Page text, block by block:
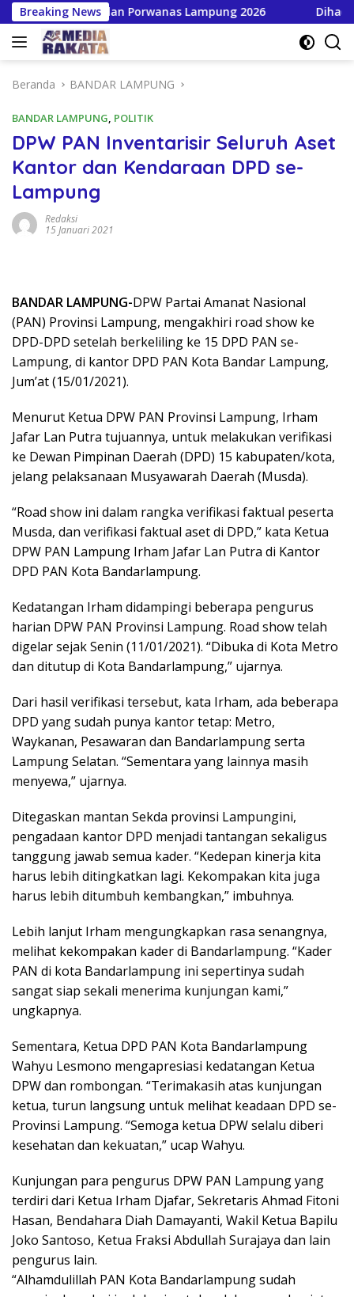
Langsung
ke
konten
Breaking News
dan Porwanas Lampung 2026 Dihadiri Bupati &
Beranda BANDAR LAMPUNG
BANDAR LAMPUNG, POLITIK
DPW PAN Inventarisir Seluruh Aset
Kantor dan Kendaraan DPD se-
Lampung
Redaksi
15 Januari 2021
BANDAR LAMPUNG-DPW Partai Amanat Nasional
(PAN) Provinsi Lampung, mengakhiri road show ke
DPD-DPD setelah berkeliling ke 15 DPD PAN se-
Lampung, di kantor DPD PAN Kota Bandar Lampung,
Jum’at (15/01/2021).
Menurut Ketua DPW PAN Provinsi Lampung, Irham
Jafar Lan Putra tujuannya, untuk melakukan verifikasi
ke Dewan Pimpinan Daerah (DPD) 15 kabupaten/kota,
jelang pelaksanaan Musyawarah Daerah (Musda).
“Road show ini dalam rangka verifikasi faktual peserta
Musda, dan verifikasi faktual aset di DPD,” kata Ketua
DPW PAN Lampung Irham Jafar Lan Putra di Kantor
DPD PAN Kota Bandarlampung.
Kedatangan Irham didampingi beberapa pengurus
harian DPW PAN Provinsi Lampung. Road show telah
digelar sejak Senin (11/01/2021). “Dibuka di Kota Metro
dan ditutup di Kota Bandarlampung,” ujarnya.
Dari hasil verifikasi tersebut, kata Irham, ada beberapa
DPD yang sudah punya kantor tetap: Metro,
Waykanan, Pesawaran dan Bandarlampung serta
Lampung Selatan. “Sementara yang lainnya masih
menyewa,” ujarnya.
Ditegaskan mantan Sekda provinsi Lampungini,
pengadaan kantor DPD menjadi tantangan sekaligus
tanggung jawab semua kader. “Kedepan kinerja kita
harus lebih ditingkatkan lagi. Kekompakan kita juga
harus lebih ditumbuh kembangkan,” imbuhnya.
Lebih lanjut Irham mengungkapkan rasa senangnya,
melihat kekompakan kader di Bandarlampung. “Kader
PAN di kota Bandarlampung ini sepertinya sudah
sangat siap sekali menerima kunjungan kami,”
ungkapnya.
Sementara, Ketua DPD PAN Kota Bandarlampung
Wahyu Lesmono mengapresiasi kedatangan Ketua
DPW dan rombongan. “Terimakasih atas kunjungan
ketua, turun langsung untuk melihat keadaan DPD se-
Provinsi Lampung. “Semoga ketua DPW selalu diberi
kesehatan dan kekuatan,” ucap Wahyu.
Kunjungan para pengurus DPW PAN Lampung yang
terdiri dari Ketua Irham Djafar, Sekretaris Ahmad Fitoni
Hasan, Bendahara Diah Damayanti, Wakil Ketua Bapilu
Joko Santoso, Ketua Fraksi Abdullah Surajaya dan lain
pengurus lain.
“Alhamdulillah PAN Kota Bandarlampung sudah